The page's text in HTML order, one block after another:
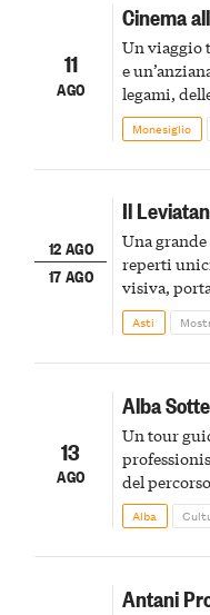
11
AGO
Cinema
Un viaggio
e
legami,
Monesiglio
12 AGO
17 AGO
Il
Una
reperti
visiva,
della scena
Asti
13
AGO
Alba
Un tour
del
Alba
Antani